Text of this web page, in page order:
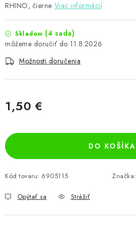
RHINO, čierne Viac informácií
Skladom (4 sada)
11.8.2026
Možnosti doručenia
1,50 €
DO KOŠÍKA
Kód tovaru: 6905115 Značka:
Opýtať sa Strážiť